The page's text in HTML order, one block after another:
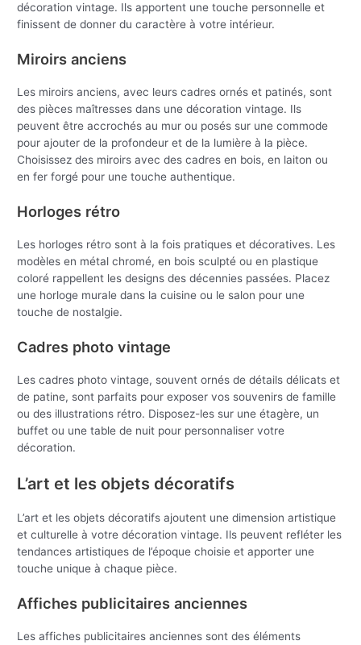
décoration vintage. Ils apportent une touche personnelle et
finissent de donner du caractère à votre intérieur.
Miroirs anciens
Les miroirs anciens, avec leurs cadres ornés et patinés, sont
des pièces maîtresses dans une décoration vintage. Ils
peuvent être accrochés au mur ou posés sur une commode
pour ajouter de la profondeur et de la lumière à la pièce.
Choisissez des miroirs avec des cadres en bois, en laiton ou
en fer forgé pour une touche authentique.
Horloges rétro
Les horloges rétro sont à la fois pratiques et décoratives. Les
modèles en métal chromé, en bois sculpté ou en plastique
coloré rappellent les designs des décennies passées. Placez
une horloge murale dans la cuisine ou le salon pour une
touche de nostalgie.
Cadres photo vintage
Les cadres photo vintage, souvent ornés de détails délicats et
de patine, sont parfaits pour exposer vos souvenirs de famille
ou des illustrations rétro. Disposez-les sur une étagère, un
buffet ou une table de nuit pour personnaliser votre
décoration.
L’art et les objets décoratifs
L’art et les objets décoratifs ajoutent une dimension artistique
et culturelle à votre décoration vintage. Ils peuvent refléter les
tendances artistiques de l’époque choisie et apporter une
touche unique à chaque pièce.
Affiches publicitaires anciennes
Les affiches publicitaires anciennes sont des éléments